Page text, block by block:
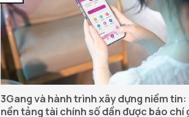
3Gang và hành trình xây dựng niềm tin:
nền tảng tài chính số dần được báo chí